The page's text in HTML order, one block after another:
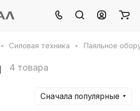
Силовая техника Паяльное
4 товара
Сначала популярные